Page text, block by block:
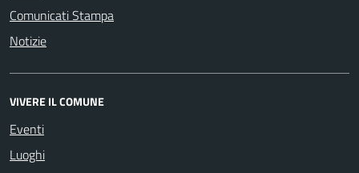
Comunicati Stampa
Notizie
VIVERE IL COMUNE
Eventi
Luoghi